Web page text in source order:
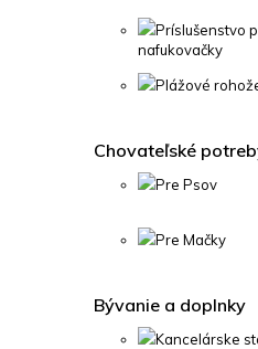
Príslušenstvo
nafukovačky
Plážové
Chovateľské
Pre Psov
Pre Mačky
Bývanie a doplnky
Kancelárske